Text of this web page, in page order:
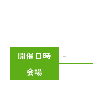
開催日時
–
会場